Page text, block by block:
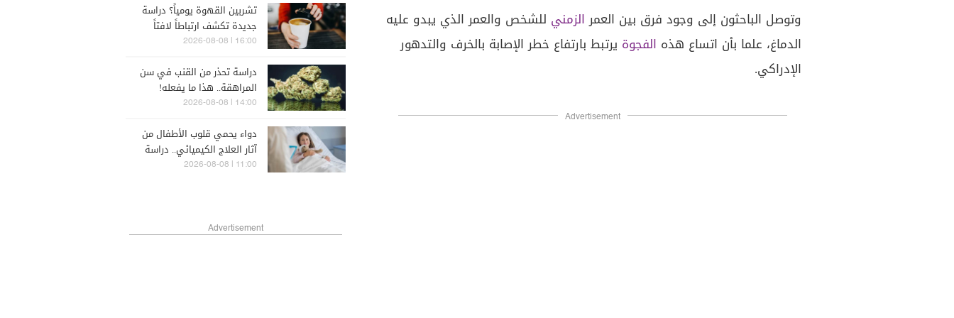
وتوصل الباحثون إلى وجود فرق بين العمرالزمني للشخص والعمر الذي يبدو عليه
الدماغ، علما بأن اتساع هذه الفجوة يرتبط بارتفاع خطر الإصابة بالخرف والتدهور
الإدراكي.
Advertisement
تشربين القهوة يومياً؟ دراسة
جديدة تكشف ارتباطاً لافتاً
بسرطان الثدي
16:00 | 2026-08-08
دراسة تحذر من القنب في سن
المراهقة.. هذا ما يفعله!
14:00 | 2026-08-08
دواء يحمي قلوب الأطفال من
آثار العلاج الكيميائي.. دراسة
تكشف نتائج تمتد لسنوات
11:00 | 2026-08-08
Advertisement